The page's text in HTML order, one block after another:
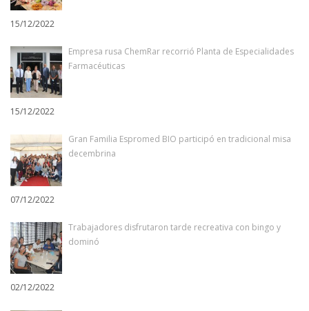
15/12/2022
Empresa rusa ChemRar recorrió Planta de Especialidades
Farmacéuticas
15/12/2022
Gran Familia Espromed BIO participó en tradicional misa
decembrina
07/12/2022
Trabajadores disfrutaron tarde recreativa con bingo y
dominó
02/12/2022